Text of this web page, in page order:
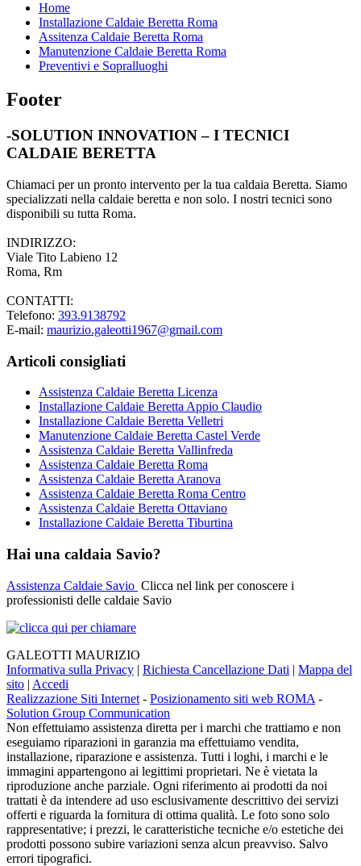
Home
Installazione Caldaie Beretta Roma
Assitenza Caldaie Beretta Roma
Manutenzione Caldaie Beretta Roma
Preventivi e Sopralluoghi
Footer
-SOLUTION INNOVATION – I TECNICI
CALDAIE BERETTA
Chiamaci per un pronto intervento per la tua caldaia Beretta. Siamo
specializzati nella caldaie beretta e non solo. I nostri tecnici sono
disponibili su tutta Roma.
INDIRIZZO:
Viale Tito Labieno 12
Roma, Rm
CONTATTI:
Telefono: 393.9138792
E-mail: maurizio.galeotti1967@gmail.com
Articoli consigliati
Assistenza Caldaie Beretta Licenza
Installazione Caldaie Beretta Appio Claudio
Installazione Caldaie Beretta Velletri
Manutenzione Caldaie Beretta Castel Verde
Assistenza Caldaie Beretta Vallinfreda
Assistenza Caldaie Beretta Roma
Assistenza Caldaie Beretta Aranova
Assistenza Caldaie Beretta Roma Centro
Assistenza Caldaie Beretta Ottaviano
Installazione Caldaie Beretta Tiburtina
Hai una caldaia Savio?
Assistenza Caldaie Savio Clicca nel link per conoscere i
professionisti delle caldaie Savio
GALEOTTI MAURIZIO
Informativa sulla Privacy | Richiesta Cancellazione Dati | Mappa del
sito | Accedi
Realizzazione Siti Internet - Posizionamento siti web ROMA -
Solution Group Communication
Non effettuiamo assistenza diretta per i marchi che trattiamo e non
eseguiamo riparazioni in garanzia ma effettuiamo vendita,
installazione, riparazione e assistenza. Tutti i loghi, i marchi e le
immagini appartengono ai legittimi proprietari. Ne è vietata la
riproduzione anche parziale. Ogni riferimento ai prodotti da noi
trattati è da intendere ad uso esclusivamente descrittivo dei servizi
offerti e riguarda la fornitura di ottima qualità. Le foto sono solo
rappresentative; i prezzi, le caratteristiche tecniche e/o estetiche dei
prodotti possono subire variazioni senza alcun preavviso. Salvo
errori tipografici.